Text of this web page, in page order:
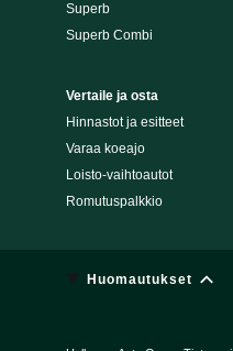
Superb
Superb Combi
Vertaile ja osta
Hinnastot ja esitteet
Varaa koeajo
Loisto-vaihtoautot
Romutuspalkkio
Huomautukset